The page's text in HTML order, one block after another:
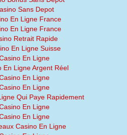
Sans Depot
En Ligne France
En Ligne France
Retrait Rapide
En Ligne Suisse
En Ligne
En Ligne Argent Réel
En Ligne
En Ligne
Qui Paye Rapidement
En Ligne
En Ligne
Casino En Ligne